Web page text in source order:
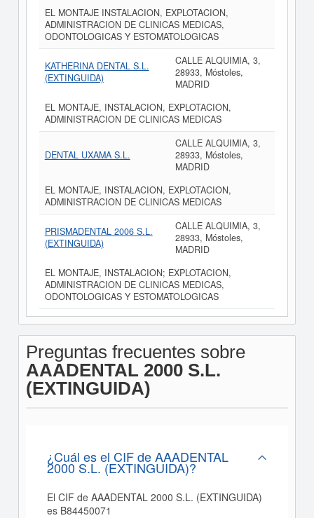
EL MONTAJE INSTALACION, EXPLOTACION,
ADMINISTRACION DE CLINICAS MEDICAS,
ODONTOLOGICAS Y ESTOMATOLOGICAS
KATHERINA DENTAL S.L.
(EXTINGUIDA)
CALLE ALQUIMIA, 3,
28933, Móstoles,
MADRID
EL MONTAJE, INSTALACION, EXPLOTACION,
ADMINISTRACION DE CLINICAS MEDICAS
DENTAL UXAMA S.L.
CALLE ALQUIMIA, 3,
28933, Móstoles,
MADRID
EL MONTAJE, INSTALACION, EXPLOTACION,
ADMINISTRACION DE CLINICAS MEDICAS
PRISMADENTAL 2006 S.L.
(EXTINGUIDA)
CALLE ALQUIMIA, 3,
28933, Móstoles,
MADRID
EL MONTAJE, INSTALACION; EXPLOTACION,
ADMINISTRACION DE CLINICAS MEDICAS,
ODONTOLOGICAS Y ESTOMATOLOGICAS
Preguntas frecuentes sobre
AAADENTAL 2000 S.L.
(EXTINGUIDA)
¿Cuál es el CIF de AAADENTAL
2000 S.L. (EXTINGUIDA)?
El CIF de AAADENTAL 2000 S.L. (EXTINGUIDA)
es B84450071